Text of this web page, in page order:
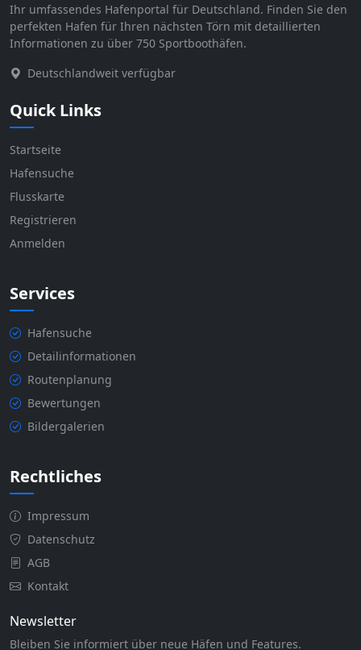
Ihr umfassendes Hafenportal für Deutschland. Finden Sie den
perfekten Hafen für Ihren nächsten Törn mit detaillierten
Informationen zu über 750 Sportboothäfen.
Deutschlandweit verfügbar
Quick Links
Startseite
Hafensuche
Flusskarte
Registrieren
Anmelden
Services
Hafensuche
Detailinformationen
Routenplanung
Bewertungen
Bildergalerien
Rechtliches
Impressum
Datenschutz
AGB
Kontakt
Newsletter
Bleiben Sie informiert über neue Häfen und Features.